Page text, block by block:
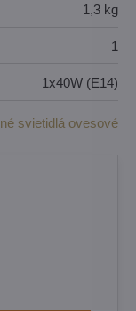
1,3 kg
1
1x40W (E14)
svietidlá ovesové